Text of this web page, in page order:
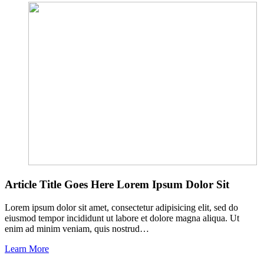
Article Title Goes Here Lorem Ipsum Dolor Sit
Lorem ipsum dolor sit amet, consectetur adipisicing elit, sed do
eiusmod tempor incididunt ut labore et dolore magna aliqua. Ut
enim ad minim veniam, quis nostrud…
Learn More